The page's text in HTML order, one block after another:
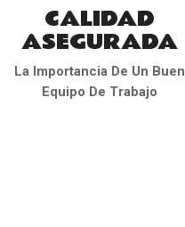
CALIDAD
ASEGURADA
La Importancia De Un Buen
Equipo De Trabajo